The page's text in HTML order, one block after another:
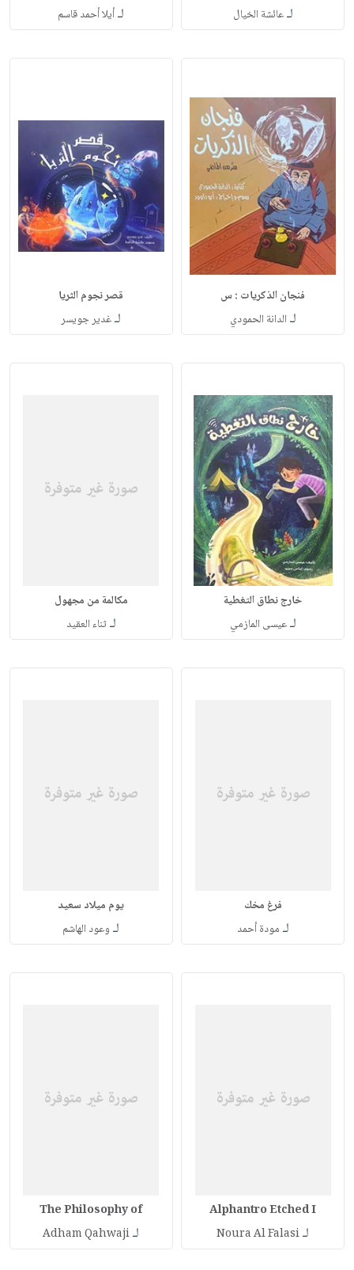
لـعائشة الخيال لـأيلا أحمد قاسم
فنجان الذكريات : س
لـ الدانة الحمودي
قصر نجوم الثريا
لـغدير جويسر
خارج نطاق التغطية
لـعيسى المازمي
مكالمة من مجهول
لـثناء العقيد
فرغ مخك
لـ مودة أحمد
يوم ميلاد سعيد
لـ وعود الهاشم
Alphantro Etched I
لـNoura Al Falasi
The Philosophy of
لـAdham Qahwaji